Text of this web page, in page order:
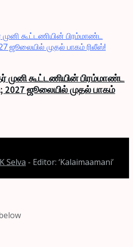
முனி கூட்டணியின் பிரம்மாண்ட
ஜூலையில் முதல் பாகம்
Selva - Editor: ‘Kalaimaamani’